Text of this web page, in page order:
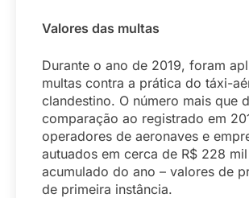
Valores das multas
Durante o ano de 2019, foram
multas contra a prática do táxi-
clandestino. O número mais que
comparação ao registrado em
operadores de aeronaves e
autuados em cerca de R$ 228
acumulado do ano – valores de
de primeira instância.